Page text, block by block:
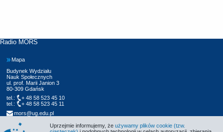
Radio MORS
Mapa
Budynek Wydziału
Nauk Społecznych
ul. prof. Marii Janion 3
80-309 Gdańsk
tel.:
+ 48 58 523 45 10
tel.:
+ 48 58 523 45 11
mors@ug.edu.pl
Uprzejmie informujemy, że używamy plików cookie (tzw.